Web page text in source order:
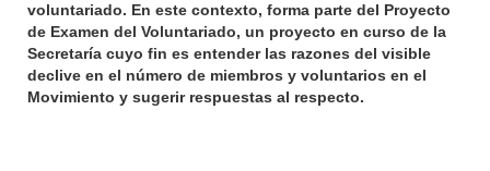
voluntariado. En este contexto, forma parte del Proyecto
de Examen del Voluntariado, un proyecto en curso de la
Secretaría cuyo fin es entender las razones del visible
declive en el número de miembros y voluntarios en el
Movimiento y sugerir respuestas al respecto.